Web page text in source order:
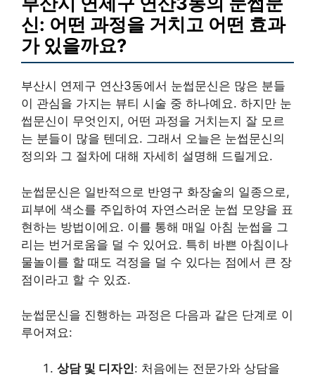
신: 어떤 과정을 거치고 어떤 효과
가 있을까요?
부산시 연제구 연산3동에서 눈썹문신은 많은 분들
이 관심을 가지는 뷰티 시술 중 하나예요. 하지만 눈
썹문신이 무엇인지, 어떤 과정을 거치는지 잘 모르
는 분들이 많을 텐데요. 그래서 오늘은 눈썹문신의
정의와 그 절차에 대해 자세히 설명해 드릴게요.
눈썹문신은 일반적으로 반영구 화장술의 일종으로,
피부에 색소를 주입하여 자연스러운 눈썹 모양을 표
현하는 방법이에요. 이를 통해 매일 아침 눈썹을 그
리는 번거로움을 덜 수 있어요. 특히 바쁜 아침이나
물놀이를 할 때도 걱정을 덜 수 있다는 점에서 큰 장
점이라고 할 수 있죠.
눈썹문신을 진행하는 과정은 다음과 같은 단계로 이
루어져요:
상담 및 디자인: 처음에는 전문가와 상담을